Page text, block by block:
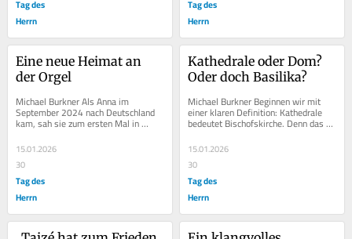
Tag des
Herrn
Tag des
Herrn
Eine neue Heimat an
der Orgel
Michael Burkner Als Anna im
September 2024 nach Deutschland
kam, sah sie zum ersten Mal in
ihrem Leben eine Orgel. „In meiner
Heimat gibt es...
15.01.2026
30
Tag des
Herrn
Kathedrale oder Dom?
Oder doch Basilika?
Michael Burkner Beginnen wir mit
einer klaren Definition: Kathedrale
bedeutet Bischofskirche. Denn das
dem...
15.01.2026
30
Tag des
Herrn